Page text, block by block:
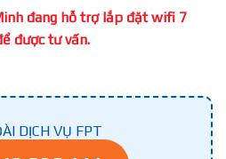
đang hỗ trợ lắp đặt wifi 7
được tư vấn.
DỊCH VỤ FPT